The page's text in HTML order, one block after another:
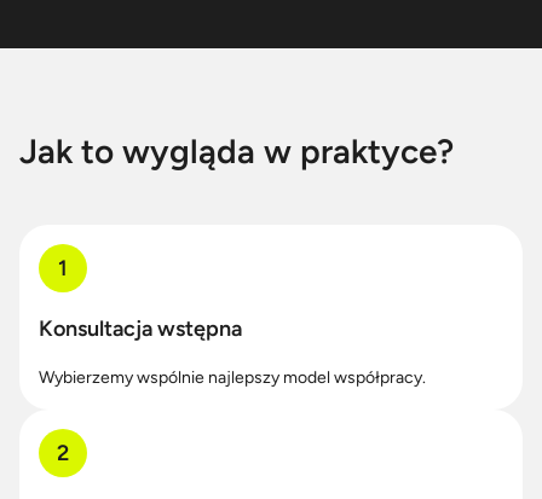
Jak to wygląda w praktyce?
1
Konsultacja wstępna
Wybierzemy wspólnie najlepszy model współpracy.
2